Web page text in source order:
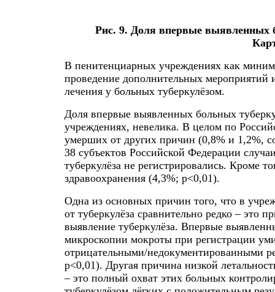
Рис. 9. Доля впервые выявленных
В пенитенциарных учреждениях как
проведение дополнительных мероприятий
лечения у больных туберкулёзом.
Доля впервые выявленных больных
учреждениях, невелика. В целом по
умерших от других причин (0,8% и 1,2%,
38 субъектов Российской Федерации
туберкулёза не регистрировались. Кроме
здравоохранения (4,3%; p<0,01).
Одна из основных причин того, что в
от туберкулёза сравнительно редко – это
выявление туберкулёза. Впервые
микроскопии мокроты при регистрации
отрицательными/недокументированными
p<0,01). Другая причина низкой
– это полный охват этих больных